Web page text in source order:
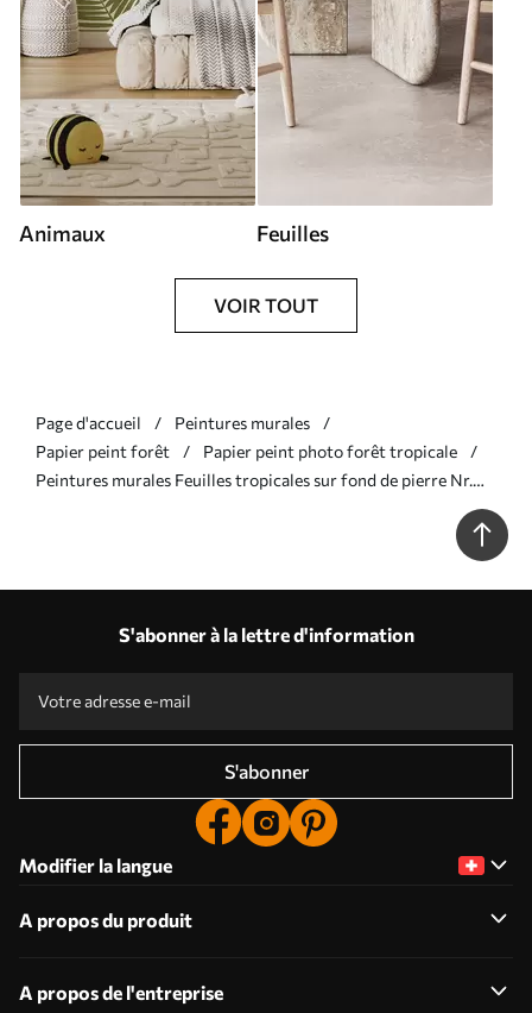
Animaux Feuilles
VOIR TOUT
Page d'accueil
Peintures murales
Papier peint forêt
Papier peint photo forêt tropicale
Peintures murales Feuilles tropicales sur fond de pierre Nr.
S'abonner à la lettre d'information
S'abonner
Modifier la langue
A propos du produit
A propos de l'entreprise